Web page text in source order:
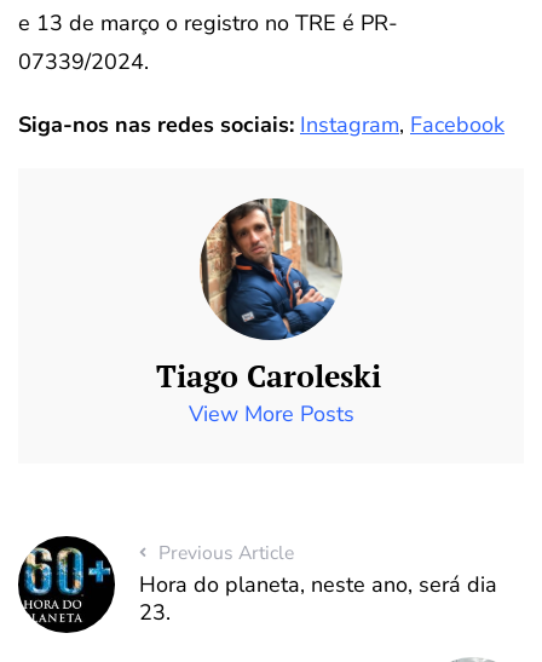
e 13 de março o registro no TRE é PR-
07339/2024.
Siga-nos nas redes sociais: Instagram, Facebook
Tiago Caroleski
View More Posts
Previous Article
Hora do planeta, neste ano, será dia
23.